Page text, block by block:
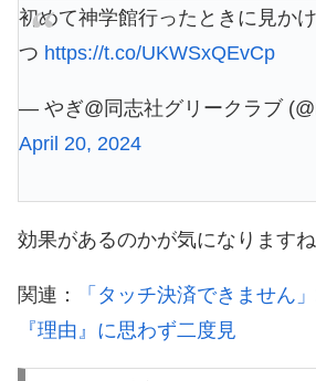
初めて神学館行ったときに見か
つ https://t.co/UKWSxQEvCp
— やぎ@同志社グリークラブ
April 20, 2024
効果があるのかが気になります
関連：
「タッチ決済できません
『理由』に思わず二度見